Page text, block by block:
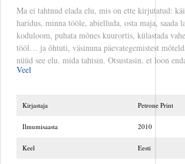
Kodu/kodukujundus
Kriminaalromaanid ja põnevikud
Lasteraamatud
Loodus
Meelelahutus
Ma ei tahtnud elada elu, mis on ette kirjutatud:
haridus, minna tööle, abielluda, osta maja, saada
koduloom, puhata mõnes kuurortis, külastada
tööl… ja õhtuti, väsinuna päevategemistest
nüüd see elu, mida tahtsin. Otsustasin, et loon
kuulu kunagi sõnad „sooviksin, et ma oleksin ka
leidsin selle Nepaalis elades, kohtudes oluliste
õpetajatega, nautides igal hommikul müstiliselt
Avastasin jooga, ajurveda, tiibeti meditsiini ja
Veel
Kirjastaja Petrone Print
Ilmumisaasta 2010
Keel Eesti